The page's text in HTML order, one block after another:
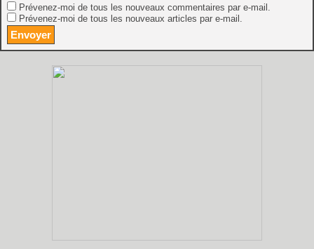
Prévenez-moi de tous les nouveaux commentaires par e-mail.
Prévenez-moi de tous les nouveaux articles par e-mail.